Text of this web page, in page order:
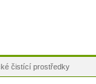
čistící prostředky